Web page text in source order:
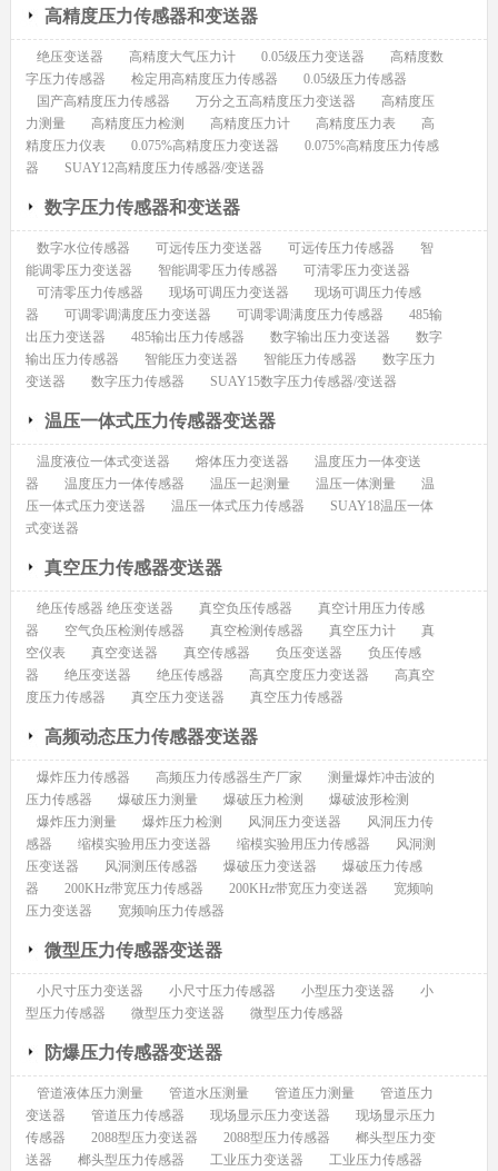
高精度压力传感器和变送器
绝压变送器 高精度大气压力计 0.05级压力变送器
高精度数
字压力传感器
检定用高精度压力传感器
0.05级压力传感器
国产高精度压力传感器
万分之五高精度压力变送器
高精度压
力测量
高精度压力检测 高精度压力计 高精度压力表
高
精度压力仪表
0.075%高精度压力变送器
0.075%高精度压力传感
器
SUAY12高精度压力传感器/变送器
数字压力传感器和变送器
数字水位传感器 可远传压力变送器 可远传压力传感器
智
能调零压力变送器
智能调零压力传感器
可清零压力变送器
可清零压力传感器
现场可调压力变送器
现场可调压力传感
器
可调零调满度压力变送器 可调零调满度压力传感器
485输
出压力变送器
485输出压力传感器 数字输出压力变送器
数字
输出压力传感器
智能压力变送器 智能压力传感器
数字压力
变送器
数字压力传感器 SUAY15数字压力传感器/变送器
温压一体式压力传感器变送器
温度液位一体式变送器 熔体压力变送器
温度压力一体变送
器
温度压力一体传感器 温压一起测量 温压一体测量
温
压一体式压力变送器
温压一体式压力传感器
SUAY18温压一体
式变送器
真空压力传感器变送器
绝压传感器 绝压变送器 真空负压传感器
真空计用压力传感
器
空气负压检测传感器 真空检测传感器 真空压力计
真
空仪表
真空变送器 真空传感器 负压变送器
负压传感
器
绝压变送器 绝压传感器 高真空度压力变送器
高真空
度压力传感器
真空压力变送器 真空压力传感器
高频动态压力传感器变送器
爆炸压力传感器 高频压力传感器生产厂家
测量爆炸冲击波的
压力传感器
爆破压力测量 爆破压力检测
爆破波形检测
爆炸压力测量
爆炸压力检测 风洞压力变送器
风洞压力传
感器
缩模实验用压力变送器 缩模实验用压力传感器
风洞测
压变送器
风洞测压传感器 爆破压力变送器
爆破压力传感
器
200KHz带宽压力传感器 200KHz带宽压力变送器
宽频响
压力变送器
宽频响压力传感器
微型压力传感器变送器
小尺寸压力变送器 小尺寸压力传感器 小型压力变送器
小
型压力传感器
微型压力变送器 微型压力传感器
防爆压力传感器变送器
管道液体压力测量 管道水压测量 管道压力测量
管道压力
变送器
管道压力传感器 现场显示压力变送器
现场显示压力
传感器
2088型压力变送器 2088型压力传感器
榔头型压力变
送器
榔头型压力传感器 工业压力变送器
工业压力传感器